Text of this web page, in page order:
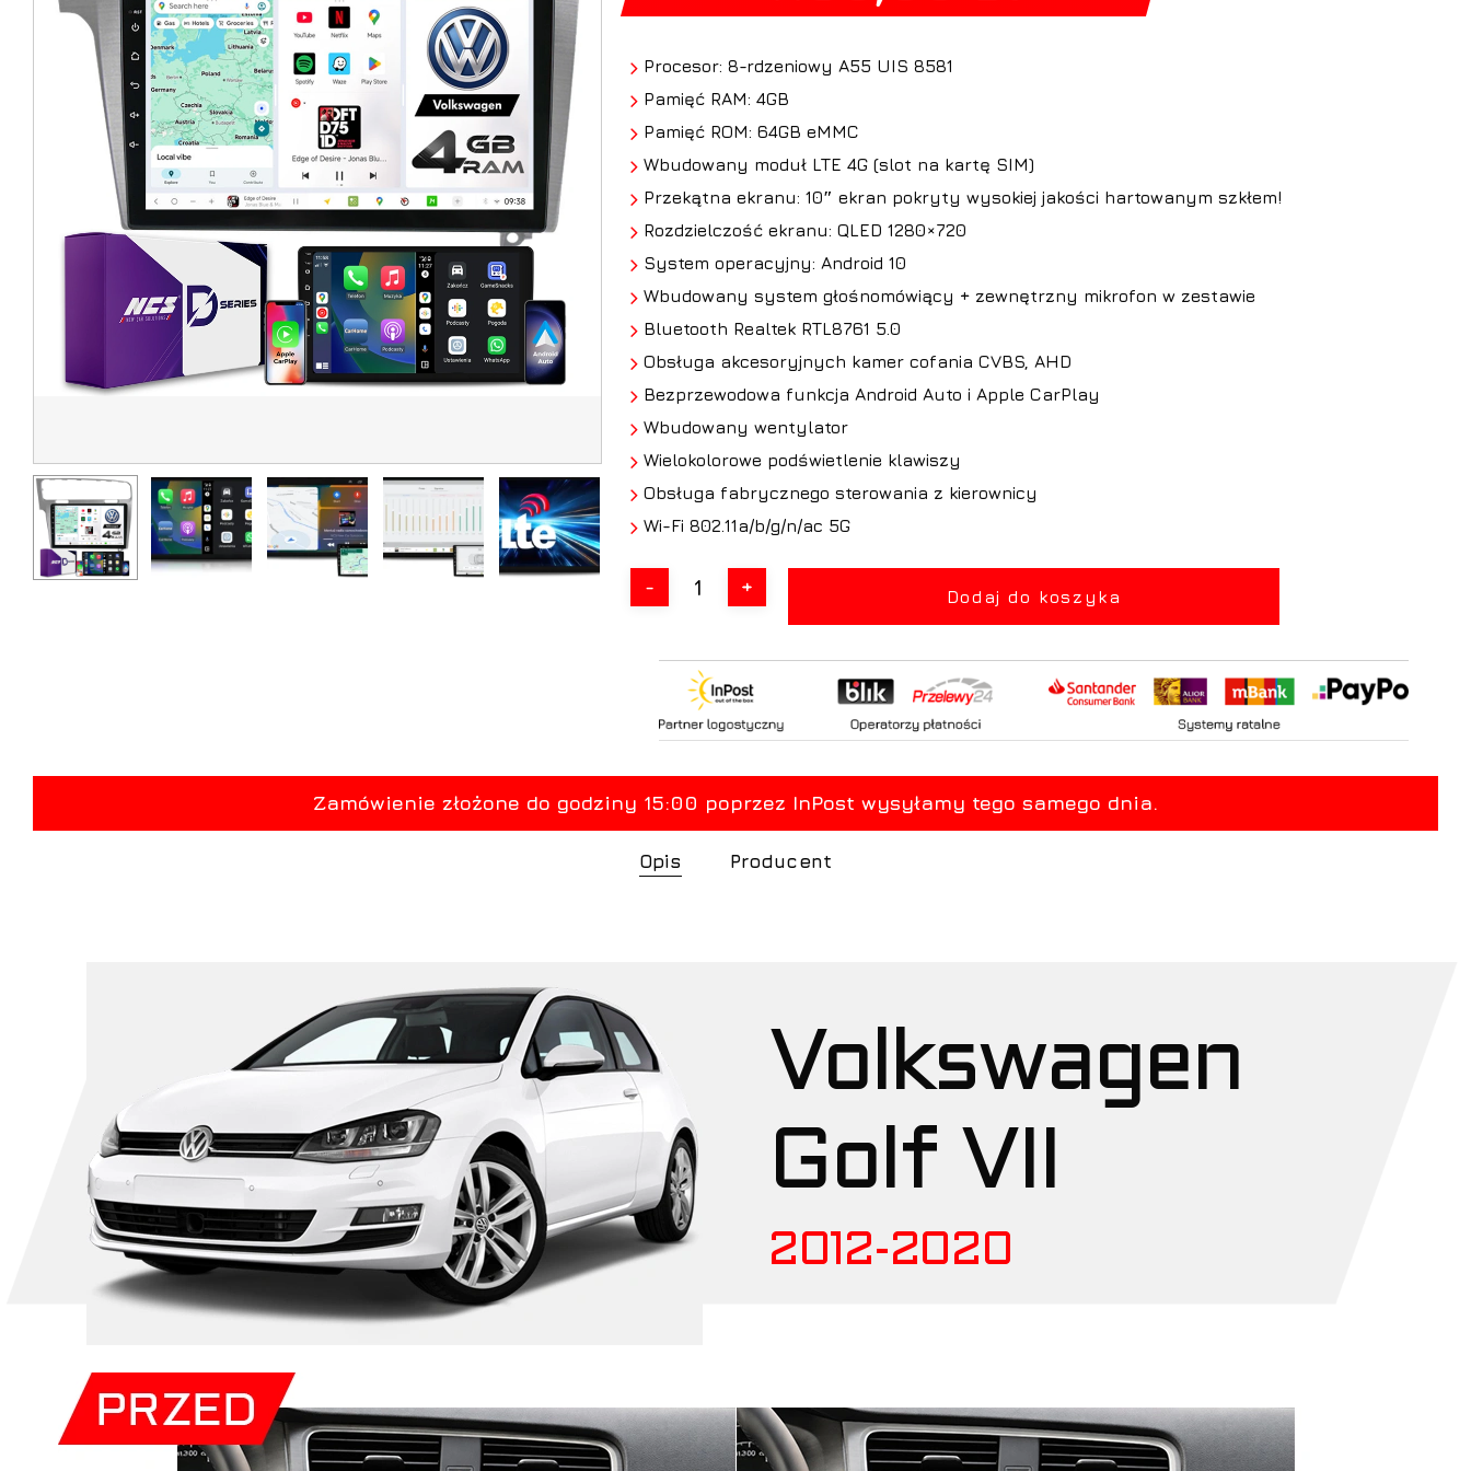
Procesor: 8-rdzeniowy A55 UIS 8581
Pamięć RAM: 4GB
Pamięć ROM: 64GB eMMC
Wbudowany moduł LTE 4G (slot na kartę SIM)
Przekątna ekranu: 10″ ekran pokryty wysokiej jakości hartowanym szkłem!
Rozdzielczość ekranu: QLED 1280×720
System operacyjny: Android 10
Wbudowany system głośnomówiący + zewnętrzny mikrofon w zestawie
Bluetooth Realtek RTL8761 5.0
Obsługa akcesoryjnych kamer cofania CVBS, AHD
Bezprzewodowa funkcja Android Auto i Apple CarPlay
Wbudowany wentylator
Wielokolorowe podświetlenie klawiszy
Obsługa fabrycznego sterowania z kierownicy
Wi-Fi 802.11a/b/g/n/ac 5G
Dodaj do koszyka
Opis Producent
Volkswagen
Golf VII
2012-2020